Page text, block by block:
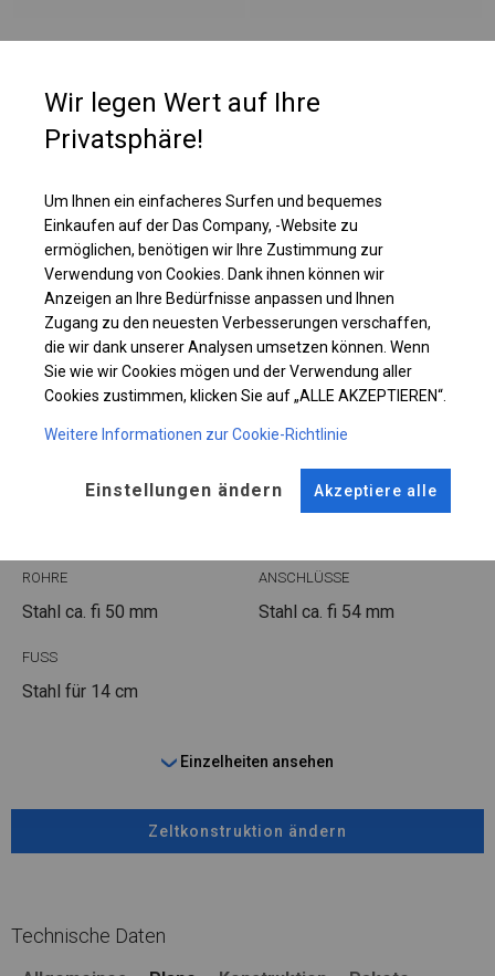
Die Seitenwände haben bei dieser Belagsart ein Flächengewicht von ca.
in Langzeitlagerzelten verwendet werden.
Einzelheiten ansehen
Plane ändern
WINTER
ROHRE
Stahl ca. fi 50 mm
ANSCHLÜSSE
Stahl ca. fi 54 mm
FUSS
Stahl für 14 cm
Einzelheiten ansehen
Zeltkonstruktion ändern
Technische Daten
Wir legen Wert auf Ihre
Privatsphäre!
Um Ihnen ein einfacheres Surfen und bequemes
Einkaufen auf der Das Company, -Website zu
ermöglichen, benötigen wir Ihre Zustimmung zur
Verwendung von Cookies. Dank ihnen können wir
Anzeigen an Ihre Bedürfnisse anpassen und Ihnen
Zugang zu den neuesten Verbesserungen verschaffen,
die wir dank unserer Analysen umsetzen können. Wenn
Sie wie wir Cookies mögen und der Verwendung aller
Cookies zustimmen, klicken Sie auf „ALLE AKZEPTIEREN“.
Weitere Informationen zur Cookie-Richtlinie
Einstellungen ändern Akzeptiere alle